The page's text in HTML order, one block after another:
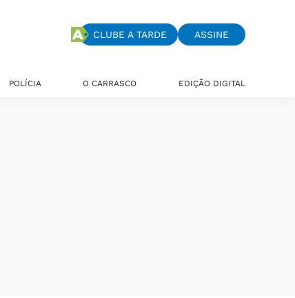
CLUBE A TARDE ASSINE
POLÍCIA O CARRASCO EDIÇÃO DIGITAL